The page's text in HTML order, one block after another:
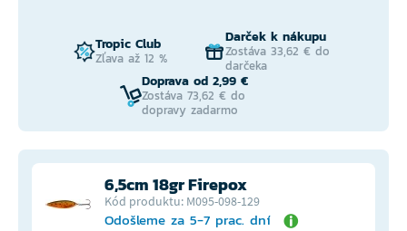
Tropic Club
Zľava až 12 %
Darček k nákupu
Zostáva 33,62 € do
darčeka
Doprava od 2,99 €
Zostáva 73,62 € do
dopravy zadarmo
6,5cm 18gr Firepox
Kód produktu: M095-098-129
Odošleme za 5-7 prac. dní